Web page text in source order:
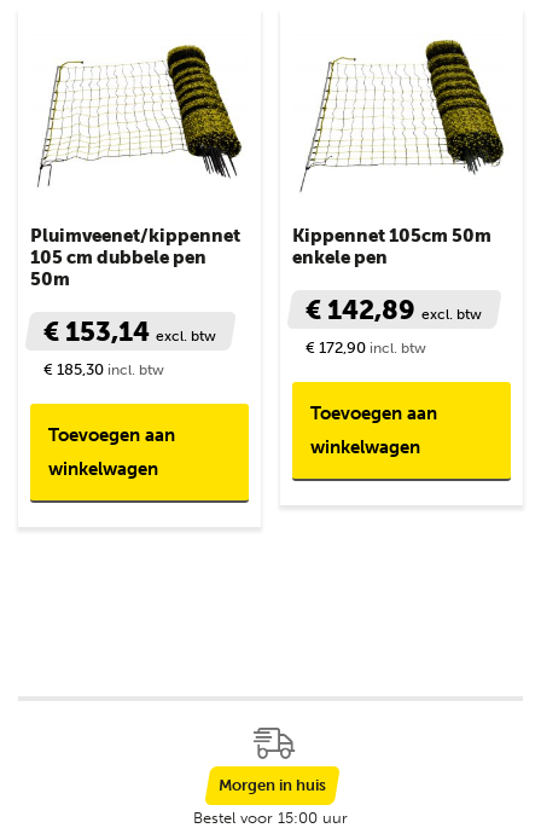
Pluimveenet/kippennet
105 cm dubbele pen
50m
€ 153,14 excl. btw
€ 185,30 incl. btw
Toevoegen aan
winkelwagen
Kippennet 105cm 50m
enkele pen
€ 142,89excl. btw
€ 172,90 incl. btw
Toevoegen aan
winkelwagen
Morgen in huis
Bestel voor 15:00 uur